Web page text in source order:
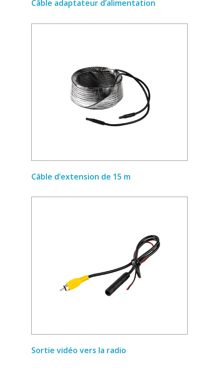
Câble adaptateur d’alimentation
Câble d’extension de 15 m
Sortie vidéo vers la radio